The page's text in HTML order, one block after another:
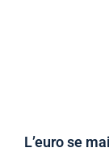
L’euro se